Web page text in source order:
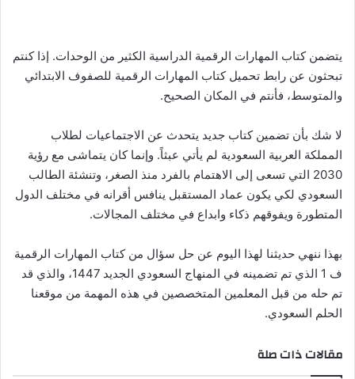
يتضمن كتاب المهارات الرقمية الدراسية الكثير من الوحدات. إذا كنتم
تبحثون عن رابط تحميل كتاب المهارات الرقمية للصفوف الابتدائي
والمتوسط، فأنتم في المكان الصحيح.
لا شك بأن تضمين كتاب جديد يتحدث عن الاجتماعيات لطلاب
المملكة العربية السعودية لم يأتي عبثاً. وإنما كان يتماشى مع رؤية
2030 التي تسعى إلى الاهتمام بالفرد منذ الصغر، وتنشئة الطالب
السعودي لكي يكون عماد المستقبل ينافس أقرانه في مختلف الدول
المتطورة ويفوقهم ذكاء وابداع في مختلف المجالات.
بهذا ننهي حديثنا لهذا اليوم عن حل سؤال من كتاب المهارات الرقمية
ف 1 الذي تم تضمينه في المنهاج السعودي الجديد 1447، والذي قد
تم حله من قبل المعلمين المتخصصين في هذه المهمة من موقعنا
الحلم السعودي.
مقالات ذات صلة